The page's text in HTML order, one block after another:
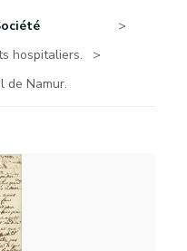
hospitaliers.
de Namur.